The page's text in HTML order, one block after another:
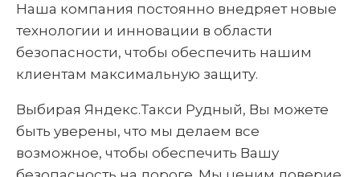
Наша компания постоянно внедряет новые
технологии и инновации в области
безопасности, чтобы обеспечить нашим
клиентам максимальную защиту.
Выбирая Яндекс.Такси Рудный, Вы можете
быть уверены, что мы делаем все
возможное, чтобы обеспечить Вашу